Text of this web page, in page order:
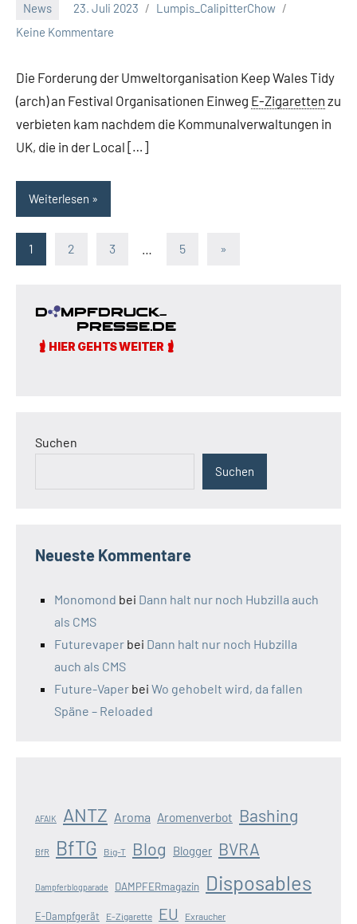
News 23. Juli 2023
Lumpis_CalipitterChow
Keine Kommentare
Die Forderung der Umweltorganisation Keep Wales Tidy
(arch) an Festival Organisationen Einweg E-Zigaretten zu
verbieten kam nachdem die Kommunalverwaltungen in
UK, die in der Local […]
Weiterlesen
Seitennummerierung
Beiträge
1 2 3 5
Nächste
»
Suchen
Suchen
Neueste Kommentare
Monomond bei Dann halt nur noch Hubzilla auch
als CMS
Futurevaper bei Dann halt nur noch Hubzilla
auch als CMS
Future-Vaper bei Wo gehobelt wird, da fallen
Späne – Reloaded
AFAIK ANTZ Aroma Aromenverbot Bashing
BfR BfTG Big-T Blog Blogger BVRA
Dampferblogparade DAMPFERmagazin Disposables
E-Dampfgerät E-Zigarette EU Exraucher